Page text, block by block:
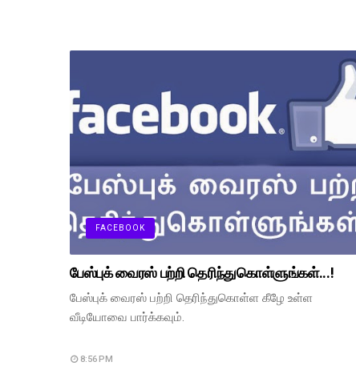
FACEBOOK
பேஸ்புக் வைரஸ் பற்றி தெரிந்துகொள்ளுங்கள்...!
பேஸ்புக் வைரஸ் பற்றி தெரிந்துகொள்ள கீழே உள்ள
வீடியோவை பார்க்கவும்.
8:56 PM